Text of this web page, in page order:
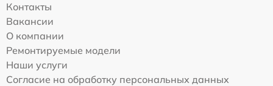
Контакты
Вакансии
О компании
Ремонтируемые модели
Наши услуги
Согласие на обработку персональных данных